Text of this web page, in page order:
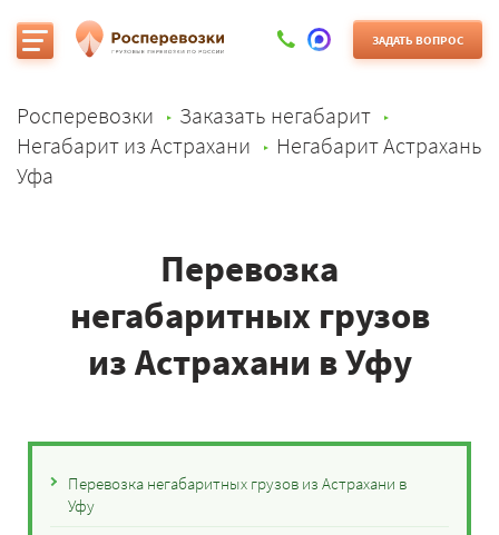
ЗАДАТЬ ВОПРОС
Росперевозки
Заказать негабарит
Негабарит из Астрахани
Негабарит Астрахань
Уфа
Перевозка
негабаритных грузов
из Астрахани в Уфу
Перевозка негабаритных грузов из Астрахани в
Уфу